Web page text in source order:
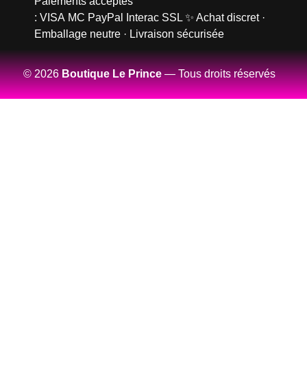
: VISA MC PayPal Interac SSL ✨ Achat discret ·
Emballage neutre · Livraison sécurisée
© 2026Boutique Le Prince— Tous droits réservés